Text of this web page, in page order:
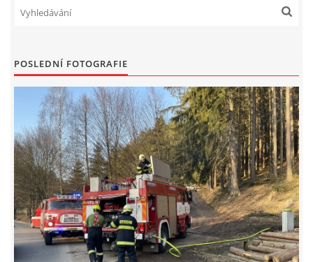
© 2026 eStránky.cz
POSLEDNÍ FOTOGRAFIE